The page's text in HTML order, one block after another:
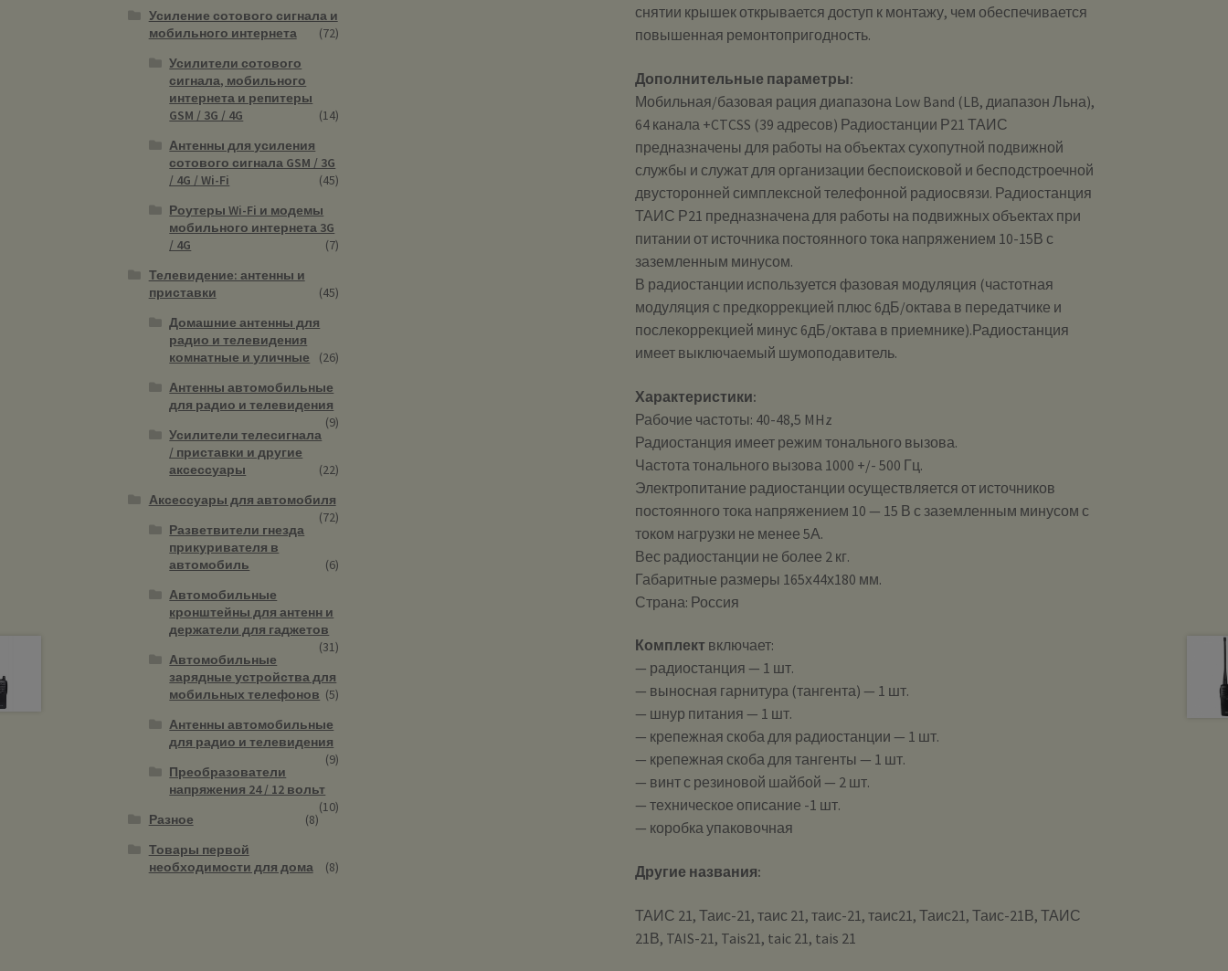
снятии крышек открывается доступ к монтажу, чем обеспечивается
повышенная ремонтопригодность.
Дополнительные параметры:
Мобильная/базовая рация диапазона Low Band (LB, диапазон Льна),
64 канала +CTCSS (39 адресов) Радиостанции Р21 ТАИС
предназначены для работы на объектах сухопутной подвижной
службы и служат для организации беспоисковой и бесподстроечной
двусторонней симплексной телефонной радиосвязи. Радиостанция
ТАИС Р21 предназначена для работы на подвижных объектах при
питании от источника постоянного тока напряжением 10-15В с
заземленным минусом.
В радиостанции используется фазовая модуляция (частотная
модуляция с предкоррекцией плюс 6дБ/октава в передатчике и
послекоррекцией минус 6дБ/октава в приемнике).Радиостанция
имеет выключаемый шумоподавитель.
Характеристики:
Рабочие частоты: 40-48,5 MHz
Радиостанция имеет режим тонального вызова.
Частота тонального вызова 1000 +/- 500 Гц.
Электропитание радиостанции осуществляется от источников
постоянного тока напряжением 10 — 15 В с заземленным минусом с
током нагрузки не менее 5А.
Вес радиостанции не более 2 кг.
Габаритные размеры 165х44х180 мм.
Страна: Россия
Комплект включает:
— радиостанция — 1 шт.
— выносная гарнитура (тангента) — 1 шт.
— шнур питания — 1 шт.
— крепежная скоба для радиостанции — 1 шт.
— крепежная скоба для тангенты — 1 шт.
— винт с резиновой шайбой — 2 шт.
— техническое описание -1 шт.
— коробка упаковочная
Другие названия:
ТАИС 21, Таис-21, таис 21, таис-21, таис21, Таис21, Таис-21В, ТАИС
21В, TAIS-21, Tais21, taic 21, tais 21
Усиление сотового сигнала и
мобильного интернета
(72)
Усилители сотового
сигнала, мобильного
интернета и репитеры
GSM / 3G / 4G
(14)
Антенны для усиления
сотового сигнала GSM / 3G
/ 4G / Wi-Fi
(45)
Роутеры Wi-Fi и модемы
мобильного интернета 3G
/ 4G
(7)
Телевидение: антенны и
приставки
(45)
Домашние антенны для
радио и телевидения
комнатные и уличные
(26)
Антенны автомобильные
для радио и телевидения
(9)
Усилители телесигнала
/ приставки и другие
аксессуары
(22)
Аксессуары для автомобиля
(72)
Разветвители гнезда
прикуривателя в
автомобиль
(6)
Автомобильные
кронштейны для антенн и
держатели для гаджетов
(31)
Автомобильные
зарядные устройства для
мобильных телефонов (5)
Антенны автомобильные
для радио и телевидения
(9)
Преобразователи
напряжения 24 / 12 вольт
(10)
Разное
(8)
Товары первой
необходимости для дома
(8)